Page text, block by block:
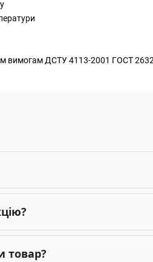
вимогам ДСТУ 4113-2001 ГОСТ
товар?